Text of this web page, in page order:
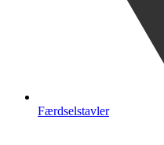
Færdselstavler